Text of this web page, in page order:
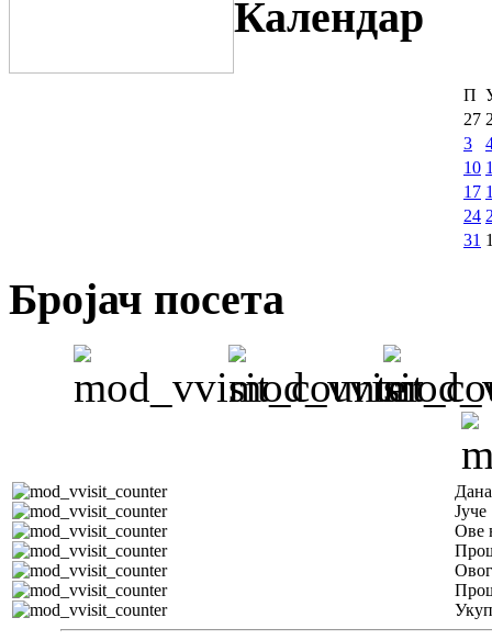
Календар
П
27
3
10
17
24
31
Бројач посета
Јуче
Ове